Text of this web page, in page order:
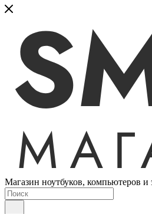
Магазин ноутбуков, компьютеров и